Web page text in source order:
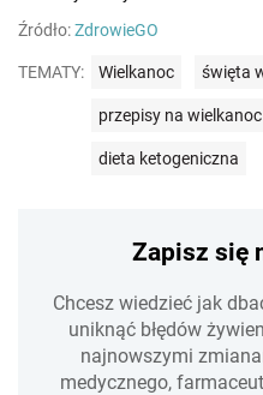
Źródło:ZdrowieGO
TEMATY: Wielkanoc święta
przepisy na wielkanoc
dieta ketogeniczna
Zapisz się
Chcesz wiedzieć jak
uniknąć błędów
najnowszymi
medycznego,